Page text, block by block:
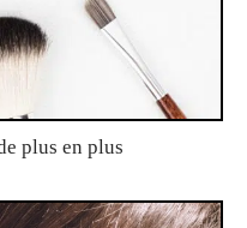
plus en plus